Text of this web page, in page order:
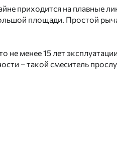
приходится на плавные
площади. Простой
менее 15 лет
– такой смеситель